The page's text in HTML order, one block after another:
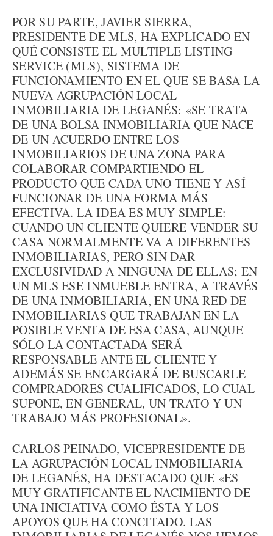
POR SU PARTE, JAVIER SIERRA,
PRESIDENTE DE MLS, HA EXPLICADO EN
QUÉ CONSISTE EL MULTIPLE LISTING
SERVICE (MLS), SISTEMA DE
FUNCIONAMIENTO EN EL QUE SE BASA LA
NUEVA AGRUPACIÓN LOCAL
INMOBILIARIA DE LEGANÉS: «SE TRATA
DE UNA BOLSA INMOBILIARIA QUE NACE
DE UN ACUERDO ENTRE LOS
INMOBILIARIOS DE UNA ZONA PARA
COLABORAR COMPARTIENDO EL
PRODUCTO QUE CADA UNO TIENE Y ASÍ
FUNCIONAR DE UNA FORMA MÁS
EFECTIVA. LA IDEA ES MUY SIMPLE:
CUANDO UN CLIENTE QUIERE VENDER SU
CASA NORMALMENTE VA A DIFERENTES
INMOBILIARIAS, PERO SIN DAR
EXCLUSIVIDAD A NINGUNA DE ELLAS; EN
UN MLS ESE INMUEBLE ENTRA, A TRAVÉS
DE UNA INMOBILIARIA, EN UNA RED DE
INMOBILIARIAS QUE TRABAJAN EN LA
POSIBLE VENTA DE ESA CASA, AUNQUE
SÓLO LA CONTACTADA SERÁ
RESPONSABLE ANTE EL CLIENTE Y
ADEMÁS SE ENCARGARÁ DE BUSCARLE
COMPRADORES CUALIFICADOS, LO CUAL
SUPONE, EN GENERAL, UN TRATO Y UN
TRABAJO MÁS PROFESIONAL».
CARLOS PEINADO, VICEPRESIDENTE DE
LA AGRUPACIÓN LOCAL INMOBILIARIA
DE LEGANÉS, HA DESTACADO QUE «ES
MUY GRATIFICANTE EL NACIMIENTO DE
UNA INICIATIVA COMO ÉSTA Y LOS
APOYOS QUE HA CONCITADO. LAS